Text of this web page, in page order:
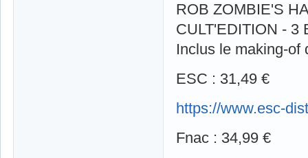
ROB ZOMBIE'S
CULT'EDITION - 3
Inclus le making-of
ESC : 31,49 €
https://www.esc-
Fnac : 34,99 €